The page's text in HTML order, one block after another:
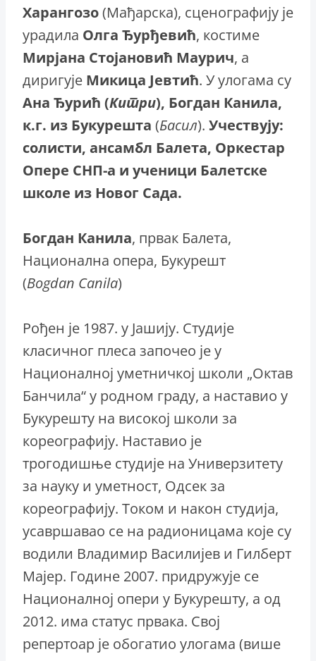
Харангозо(Мађарска), сценографију је
урадила Олга Ђурђевић, костиме
Мирјана Стојановић Маурич, а
диригује Микица Јевтић. У улогама су
Ана Ђурић (Китри), Богдан Канила,
к.г. из Букурешта (Басил). Учествују:
солисти, ансамбл Балета, Оркестар
Опере СНП-а и ученици Балетске
школе из Новог Сада.
Богдан Канила, првак Балета,
Национална опера, Букурешт
(Bogdan Canila)
Рођен је 1987. у Јашију. Студије
класичног плеса започео је у
Националној уметничкој школи „Октав
Банчила“ у родном граду, а наставио у
Букурешту на високој школи за
кореографију. Наставио је
трогодишње студије на Универзитету
за науку и уметност, Одсек за
кореографију. Током и након студија,
усавршавао се на радионицама које су
водили Владимир Василијев и Гилберт
Мајер. Године 2007. придружује се
Националној опери у Букурешту, а од
2012. има статус првака. Свој
репертоар је обогатио улогама (више